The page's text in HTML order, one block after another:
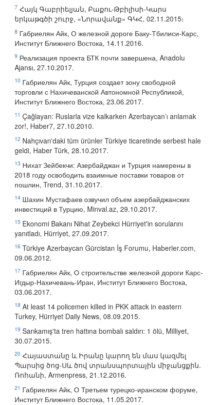
7 Հայկ Գաբրիելյան, Բաքու-Թբիլիսի-Կարս
երկաթգծի շուրջ, «Նորավանք» ԳԿՀ, 02.11.2015։
8 Габриелян Айк, О железной дороге Баку-Тбилиси-Карс,
Институт Ближнего Востока, 14.11.2016.
9 Реализация проекта БТК почти завершена, Anadolu
Ajansı, 27.10.2017.
10 Габриелян Айк, Турция создает зону свободной
торговли с Нахичеванской Автономной Республикой,
Институт Ближнего Востока, 23.06.2017.
11 Çağlayan: Ruslarla vize kalkarken Azerbaycan’ı anlamak
zor!, Haber7, 27.10.2010.
12 Nahçıvan'daki tüm ürünler Türkiye ticaretinde serbest hale
geldi, Haber Türk, 28.10.2017.
13 Нихат Зейбекчи: Азербайджан и Турция намерены в
2018 году освободить взаимные поставки товаров от
пошлин, Trend, 31.10.2017.
14 Шахин Мустафаев озвучил объем азербайджанских
инвестиций в Турцию, Minval.az, 29.10.2017.
15 Ekonomi Bakanı Nihat Zeybekci Hürriyet'in sorularını
yanıtladı, Hürriyet, 27.09.2017.
16 Türkiye Azerbaycan Gürcistan İş Forumu, Haberler.com,
09.06.2012.
17 Габриелян Айк, О строительстве железной дороги Карс-
Игдыр-Нахичевань-Иран, Институт Ближнего Востока,
03.06.2017.
18 At least 14 policemen killed in PKK attack in eastern
Turkey, Hürriyet Daily News, 08.09.2015.
19 Sarıkamış'ta tren hattına bombalı saldırı: 1 ölü, Milliyet,
30.07.2015.
20 Հայաստանը և Իրանը կարող են մաս կազմել
Պարսից ծոց-Սև ծով տրանսպորտային միջանցքին.
Ռոհանի, Armenpress, 21.12.2016.
21 Габриелян Айк, О Третьем турецко-иранском форуме,
Институт Ближнего Востока, 11.05.2017.